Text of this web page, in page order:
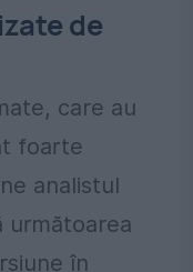
de
care au
foarte
analistul
următoarea
în